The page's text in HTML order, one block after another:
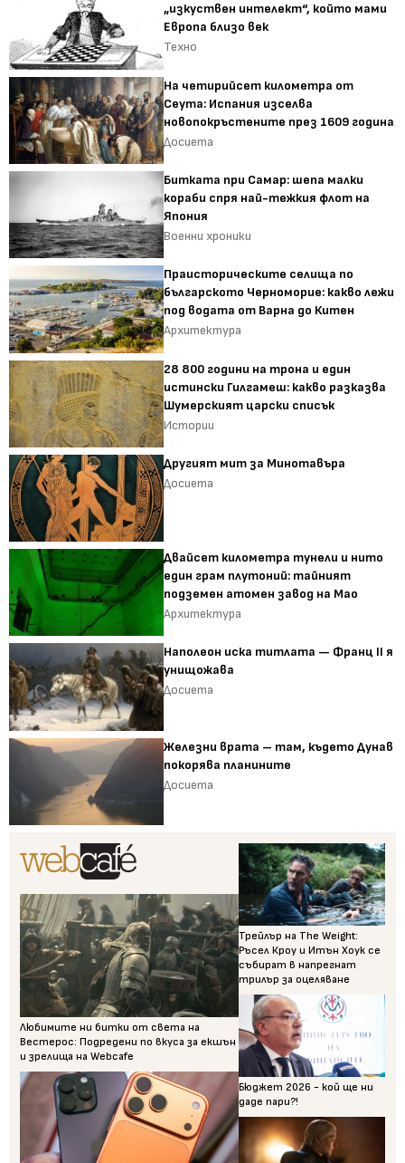
„изкуствен интелект“, който мами
Европа близо век
Техно
На четирийсет километра от
Сеута: Испания изселва
новопокръстените през 1609 година
Досиета
Битката при Самар: шепа малки
кораби спря най-тежкия флот на
Япония
Военни хроники
Праисторическите селища по
българското Черноморие: какво лежи
под водата от Варна до Китен
Архитектура
28 800 години на трона и един
истински Гилгамеш: какво разказва
Шумерският царски списък
Истории
Другият мит за Минотавъра
Досиета
Двайсет километра тунели и нито
един грам плутоний: тайният
подземен атомен завод на Мао
Архитектура
Наполеон иска титлата — Франц II я
унищожава
Досиета
Железни врата – там, където Дунав
покорява планините
Досиета
Любимите ни битки от света на
Вестерос: Подредени по вкуса за екшън
и зрелища на Webcafe
Трейлър на The Weight:
Ръсел Кроу и Итън Хоук се
събират в напрегнат
трилър за оцеляване
Бюджет 2026 - кой ще ни
даде пари?!